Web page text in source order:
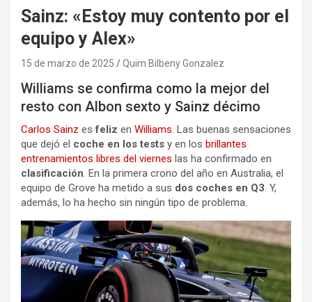
Sainz: «Estoy muy contento por el
equipo y Alex»
15 de marzo de 2025 Quim Bilbeny Gonzalez
Williams se confirma como la mejor del
resto con Albon sexto y Sainz décimo
Carlos Sainz esfeliz en Williams. Las buenas sensaciones
que dejó el coche en los tests y en los brillantes
entrenamientos libres del viernes las ha confirmado en
clasificación. En la primera crono del año en Australia, el
equipo de Grove ha metido a sus dos coches en Q3. Y,
además, lo ha hecho sin ningún tipo de problema.